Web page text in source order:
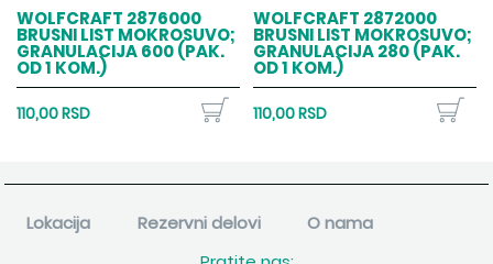
WOLFCRAFT 2876000
BRUSNI LIST MOKROSUVO;
GRANULACIJA 600 (PAK.
OD 1 KOM.)
110,00 RSD
WOLFCRAFT 2872000
BRUSNI LIST MOKROSUVO;
GRANULACIJA 280 (PAK.
OD 1 KOM.)
110,00 RSD
Lokacija Rezervni delovi
O nama